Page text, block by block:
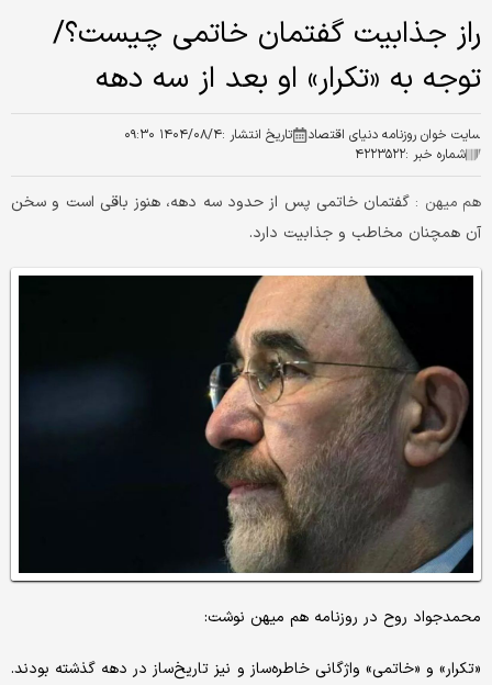
راز جذابیت گفتمان خاتمی چیست؟/
توجه به «تکرار» او بعد از سه دهه
سایت خوان روزنامه دنیای اقتصاد تاریخ انتشار :۱۴۰۴/۰۸/۴ ۰۹:۳۰
شماره خبر :۴۲۲۳۵۲۲
هم میهن : گفتمان خاتمی پس از حدود سه دهه، هنوز باقی است و سخن
آن همچنان مخاطب و جذابیت دارد.
محمدجواد روح در روزنامه هم میهن نوشت:
«تکرار» و «خاتمی» واژگانی خاطره‌ساز و نیز تاریخ‌ساز در دهه گذشته بودند.